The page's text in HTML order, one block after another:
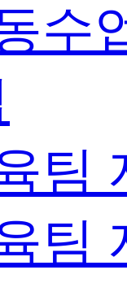
수
팀
팀